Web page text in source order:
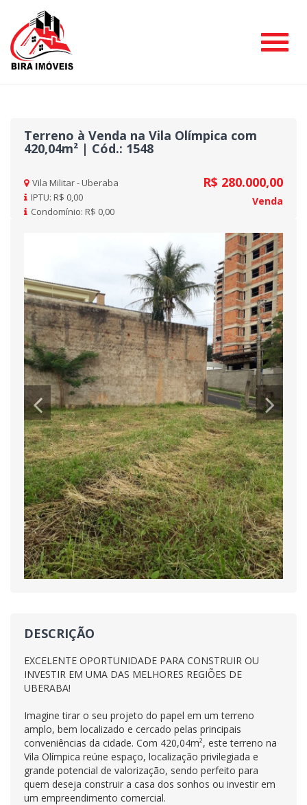
#
Terreno à Venda na Vila Olímpica com
420,04m² | Cód.: 1548
Vila Militar - Uberaba
IPTU: R$ 0,00
Condomínio: R$ 0,00
R$ 280.000,00
Venda
DESCRIÇÃO
EXCELENTE OPORTUNIDADE PARA CONSTRUIR OU
INVESTIR EM UMA DAS MELHORES REGIÕES DE
UBERABA!
Imagine tirar o seu projeto do papel em um terreno
amplo, bem localizado e cercado pelas principais
conveniências da cidade. Com 420,04m², este terreno na
Vila Olímpica reúne espaço, localização privilegiada e
grande potencial de valorização, sendo perfeito para
quem deseja construir a casa dos sonhos ou investir em
um empreendimento comercial.